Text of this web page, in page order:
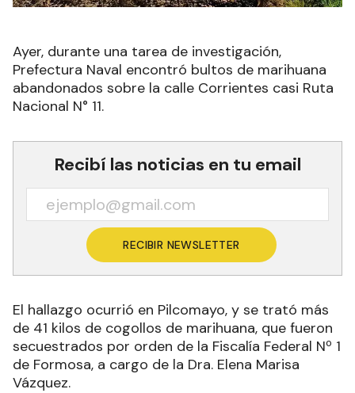
Ayer, durante una tarea de investigación,
Prefectura Naval encontró bultos de marihuana
abandonados sobre la calle Corrientes casi Ruta
Nacional N° 11.
Recibí las noticias en tu email
RECIBIR NEWSLETTER
El hallazgo ocurrió en Pilcomayo, y se trató más
de 41 kilos de cogollos de marihuana, que fueron
secuestrados por orden de la Fiscalía Federal Nº 1
de Formosa, a cargo de la Dra. Elena Marisa
Vázquez.